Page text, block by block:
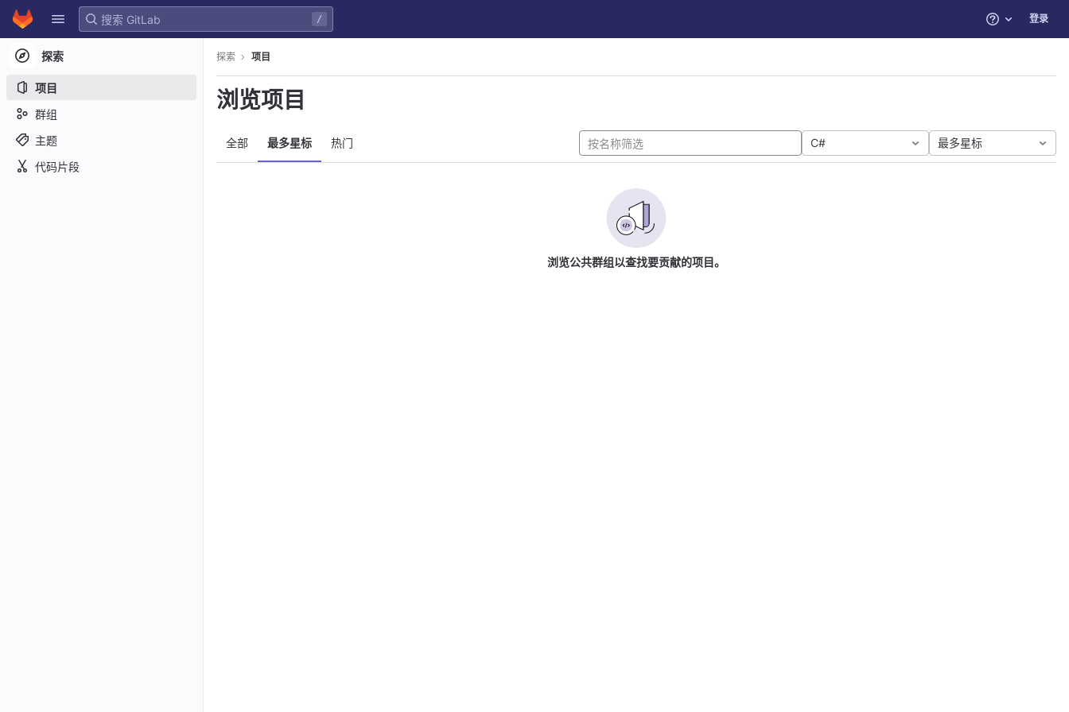
Skip to content
GitLab
/ 帮助 登录
探索
项目
群组
主题
代码片段
探索 项目
浏览项目
全部 最多星标 热门 C# 最多星标
浏览公共群组以查找要贡献的项目。